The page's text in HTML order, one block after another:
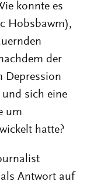
konnte es
Hobsbawm),
der
Depression
sich eine
um
hatte?
Antwort auf